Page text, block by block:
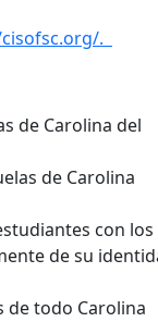
.
de Carolina del
de Carolina
con
de su
de todo Carolina